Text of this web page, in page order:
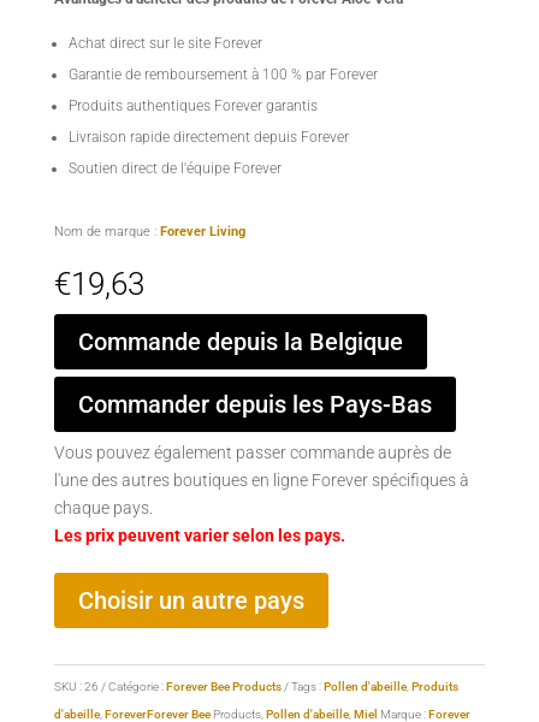
Achat direct sur le site Forever
Garantie de remboursement à 100 % par Forever
Produits authentiques Forever garantis
Livraison rapide directement depuis Forever
Soutien direct de l'équipe Forever
Nom de marque : Forever Living
€19,63
Commande depuis la Belgique
Commander depuis les Pays-Bas
Vous pouvez également passer commande auprès de
l'une des autres boutiques en ligne Forever spécifiques à
chaque pays.
Les prix peuvent varier selon les pays.
Choisir un autre pays
SKU :26 Catégorie :Forever Bee Products Tags :Pollen d'abeille, Produits
d'abeille, ForeverForever BeeProducts, Pollen d'abeille, Miel Marque :Forever